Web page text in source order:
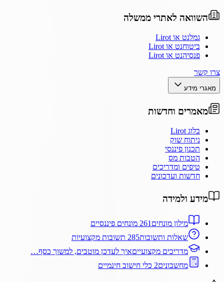
השוואה לאתרי ממשלה
גמלנט או Lirot
ביטוחנט או Lirot
פנסיהנט או Lirot
צרו קשר
מאגרי מידע
מאמרים וחדשות
בלוג Lirot
ניתוח שוק
תכנון פיננסי
הטבות מס
טיפים ומדריכים
חדשות ועדכונים
מידע ולמידה
מילון מונחים 261 מונחים פיננסיים
שאלות ותשובות285 תשובות מקצועיות
מדריכים מקצועייםאיך לעדכן מוטבים, למשוך כסף…
מחשבונים2 כלי חישוב חינמיים